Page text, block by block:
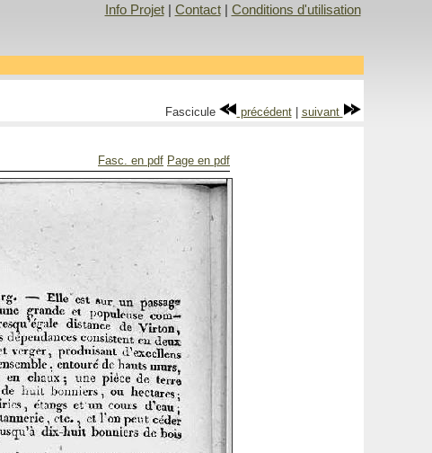
Info Projet| Contact| Conditions d'utilisation
Fascicule précédent| suivant
Fasc. en pdf Page en pdf